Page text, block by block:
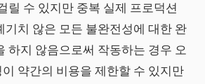
릴 수 있지만 중복 실제 프로덕션
기치 않은 모든 불완전성에 대한 완
하지 않음으로써 작동하는 경우 오
약간의 비용을 제한할 수 있지만